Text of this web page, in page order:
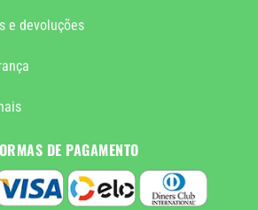
e devoluções
DE PAGAMENTO